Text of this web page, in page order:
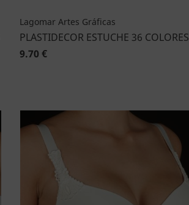
Lagomar Artes Gráficas
PLASTIDECOR ESTUCHE 36 COLORES
9.70 €